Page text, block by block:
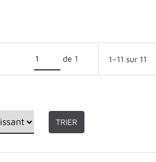
de 1 1–11 sur 11
TRIER